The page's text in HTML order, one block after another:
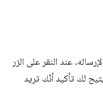
عند النقر على الزر
لك تأكيد أنّك تريد